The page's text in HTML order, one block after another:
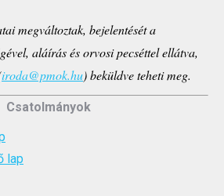
megváltoztak, bejelentését a
aláírás és orvosi pecséttel ellátva,
iroda@pmok.hu) beküldve teheti meg.
Csatolmányok
lap